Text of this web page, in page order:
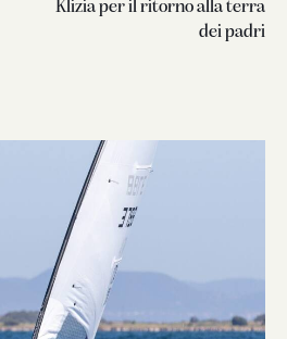
Klizia per il ritorno alla terra
dei padri